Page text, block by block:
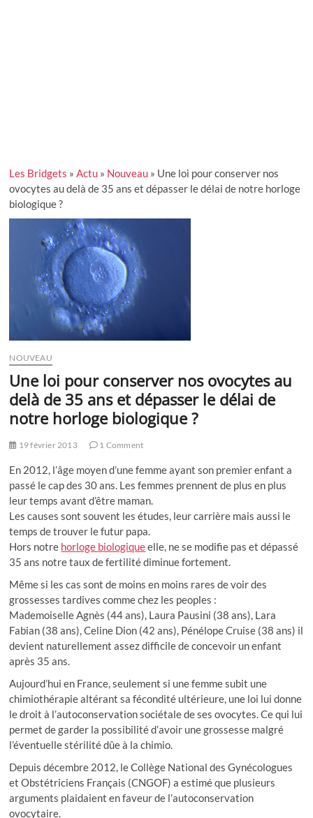
Les Bridgets »Actu » Nouveau » Une loi pour conserver nos
ovocytes au delà de 35 ans et dépasser le délai de notre horloge
biologique ?
NOUVEAU
Une loi pour conserver nos ovocytes au
delà de 35 ans et dépasser le délai de
notre horloge biologique ?
19 février 2013 1 Comment
En 2012, l’âge moyen d’une femme ayant son premier enfant a
passé le cap des 30 ans. Les femmes prennent de plus en plus
leur temps avant d’être maman.
Les causes sont souvent les études, leur carrière mais aussi le
temps de trouver le futur papa.
Hors notre horloge biologiqueelle, ne se modifie pas et dépassé
35 ans notre taux de fertilité diminue fortement.
Même si les cas sont de moins en moins rares de voir des
grossesses tardives comme chez les peoples :
Mademoiselle Agnès (44 ans), Laura Pausini (38 ans), Lara
Fabian (38 ans), Celine Dion (42 ans), Pénélope Cruise (38 ans) il
devient naturellement assez difficile de concevoir un enfant
après 35 ans.
Aujourd’hui en France, seulement si une femme subit une
chimiothérapie altérant sa fécondité ultérieure, une loi lui donne
le droit à l’autoconservation sociétale de ses ovocytes. Ce qui lui
permet de garder la possibilité d’avoir une grossesse malgré
l’éventuelle stérilité dûe à la chimio.
Depuis décembre 2012, le Collège National des Gynécologues
et Obstétriciens Français (CNGOF) a estimé que plusieurs
arguments plaidaient en faveur de l’autoconservation
ovocytaire.